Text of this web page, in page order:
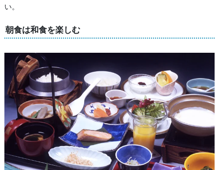
い。
朝食は和食を楽しむ